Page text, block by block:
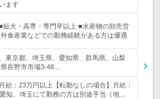
ます
短大・高専・専門卒以上 ■水産物の卸売営
食産業などでの勤務経験がある方は優遇
東京都、埼玉県、愛知県、群馬県、山梨
長野市市場3-48…
給：23万円以上【転勤なしの場合】月給：
知、埼玉にて勤務の方は別途手当（地…